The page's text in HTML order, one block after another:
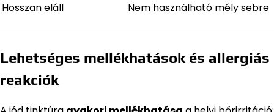
Hosszan eláll
Nem használható mély sebre
Lehetséges mellékhatások és allergiás
reakciók